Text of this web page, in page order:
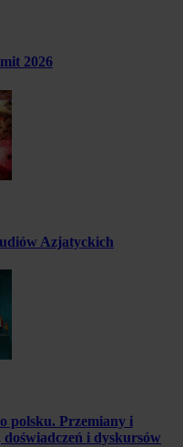
2026
Azjatyckich
polsku. Przemiany i
doświadczeń i dyskursów